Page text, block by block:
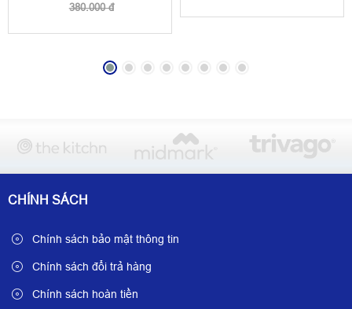
380.000 đ
CHÍNH SÁCH
Chính sách bảo mật thông tin
Chính sách đổi trả hàng
Chính sách hoàn tiền